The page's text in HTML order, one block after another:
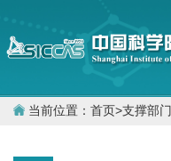
当前位置： 首页>支撑部门